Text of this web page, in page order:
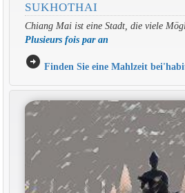
SUKHOTHAI
Chiang Mai ist eine Stadt, die viele
Plusieurs fois par an
arrow_circle_right Finden Sie eine Mahlzeit